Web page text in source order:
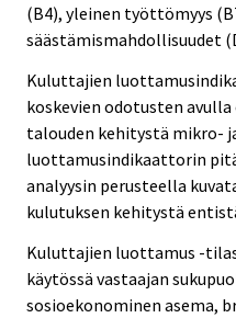
(B4), yleinen työttömyys
säästämismahdollisuudet
Kuluttajien
koskevien odotusten
talouden kehitystä mikro-
luottamusindikaattorin
analyysin perusteella
kulutuksen kehitystä
Kuluttajien luottamus -
käytössä vastaajan
sosioekonominen asema,